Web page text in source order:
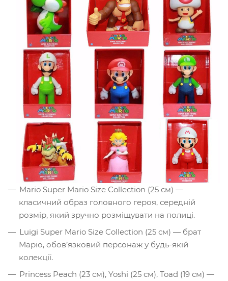
Mario Super Mario Size Collection (25 см) —
класичний образ головного героя, середній
розмір, який зручно розміщувати на полиці.
Luigi Super Mario Size Collection (25 см) — брат
Маріо, обов’язковий персонаж у будь-якій
колекції.
Princess Peach (23 см), Yoshi (25 см), Toad (19 см) —